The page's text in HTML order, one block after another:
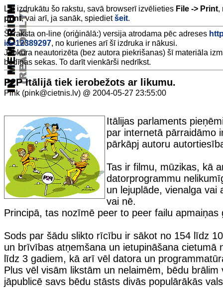
Lai izdrukātu šo rakstu, savā browserī izvēlieties File -> Print,
print, vai arī, ja sanāk, spiedietšeit.
Šī raksta on-line (oriģinālā:) versija atrodama pēc adreses
id=12389297, no kurienes arī šī izdruka ir nākusi.
Jebkura neautorizēta (bez autora piekrišanas) šī materiāla
bēdīgas sekas. To darīt vienkārši nedrīkst.
P2P Itālijā tiek ierobežots ar likumu.
Pink (pink@cietnis.lv) @ 2004-05-27 23:55:00
Itālijas parlaments
par internetā pārraidāmo
pārkāpj autoru
Tas ir filmu, mūzikas, kā
datorprogrammu
un lejuplāde, vienalga vai
vai nē.
Principā, tas nozīmē peer to peer failu apmaiņas
Sods par šādu slikto rīcību ir sākot no 154 līdz
un brīvības atņemšana un ietupināšana cietumā
līdz 3 gadiem, kā arī vēl datora un
Plus vēl visām likstām un nelaimēm, bēdu brālim
jāpublicē savs bēdu stāsts divās populārākās